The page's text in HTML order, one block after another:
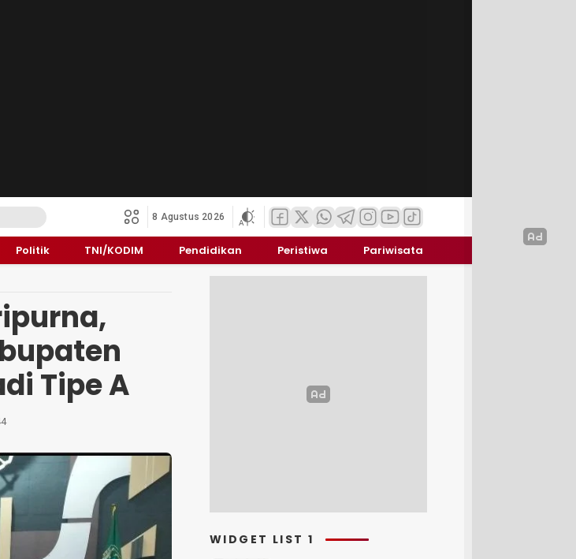
8 Agustus 2026
Politik TNI/KODIM Pendidikan Peristiwa Pariwisata
Tipe A
WIDGET LIST 1